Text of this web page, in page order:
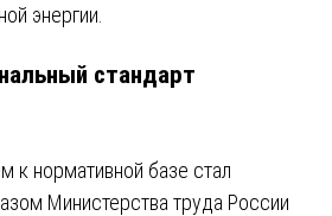
энергии.
стандарт
к нормативной базе стал
Министерства труда России